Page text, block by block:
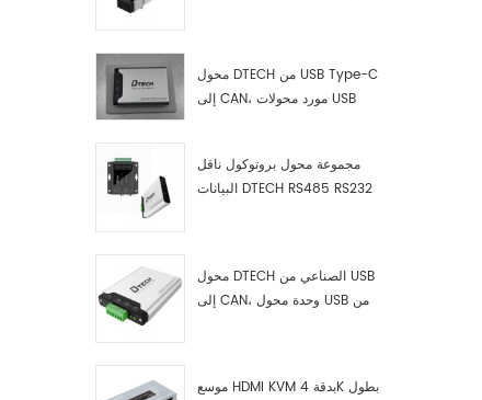
محول DTECH من USB Type-C
إلى CAN، مورد محولات USB
مجموعة محول بروتوكول ناقل
البيانات DTECH RS485 RS232
محول DTECH الصناعي من USB
إلى CAN، وحدة محول USB من
موسع HDMI KVM بدقة 4K بطول